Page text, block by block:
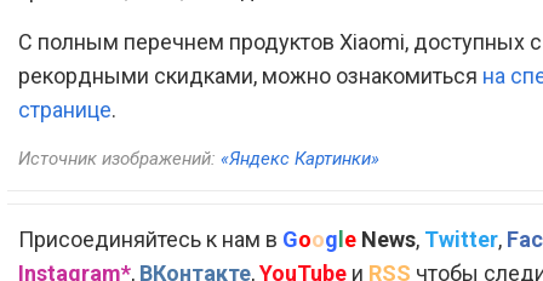
С полным перечнем продуктов Xiaomi, доступных с
рекордными скидками, можно ознакомиться на
странице.
Источник изображений: «Яндекс Картинки»
Присоединяйтесь к нам в Google News, Twitter,
Instagram*, ВКонтакте,YouTube и RSS чтобы